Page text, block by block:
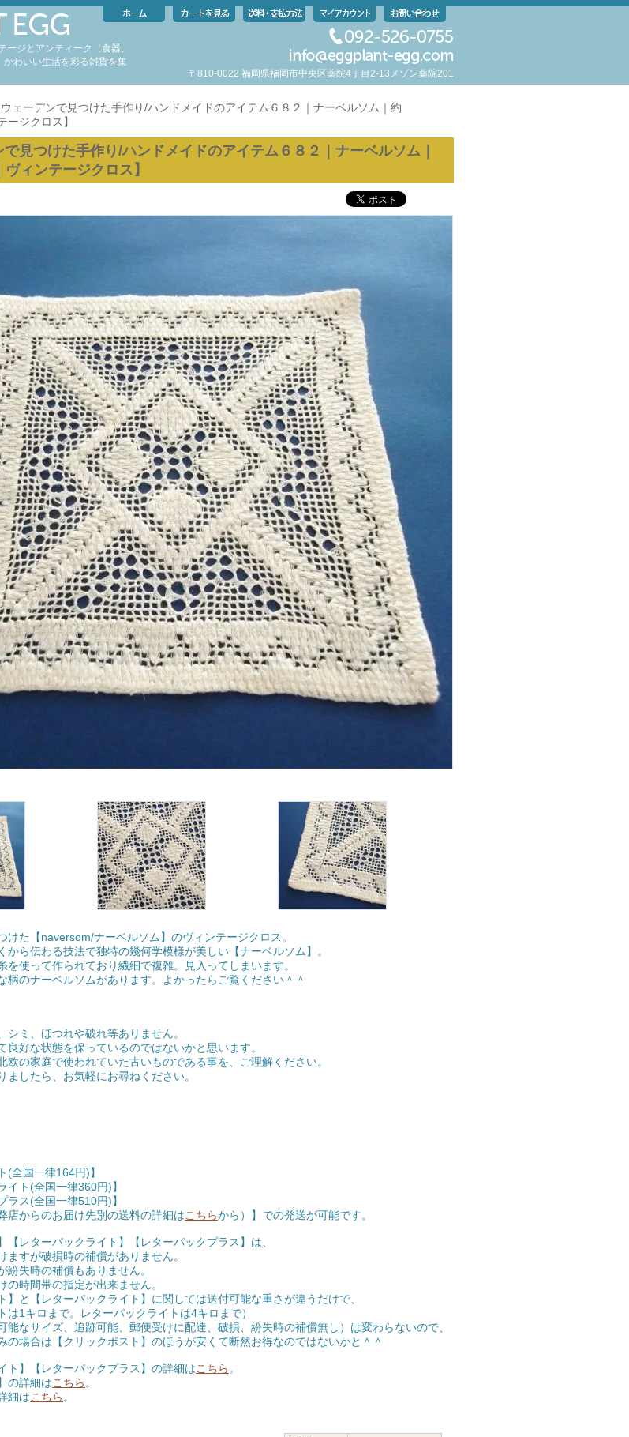
ジとアンティーク（食器、
わいい生活を彩る雑貨を集
〒810-0022 福岡県福岡市中央区薬院4丁目2-13メゾン薬院201
ェーデンで見つけた手作り/ハンドメイドのアイテム６８２｜ナーベルソム｜約
ージクロス】
で見つけた手作り/ハンドメイドのアイテム６８２｜ナーベルソム｜
ィンテージクロス】
けた【naversom/ナーベルソム】のヴィンテージクロス。
から伝わる技法で独特の幾何学模様が美しい【ナーベルソム】。
を使って作られており繊細で複雑。見入ってしまいます。
柄のナーベルソムがあります。よかったらご覧ください＾＾
シミ、ほつれや破れ等ありません。
良好な状態を保っているのではないかと思います。
欧の家庭で使われていた古いものである事を、ご理解ください。
ましたら、お気軽にお尋ねください。
全国一律164円)】
ト(全国一律360円)】
ス(全国一律510円)】
店からのお届け先別の送料の詳細はこちらから）】での発送が可能です。
【レターパックライト】【レターパックプラス】は、
すが破損時の補償がありません。
失時の補償もありません。
時間帯の指定が出来ません。
と【レターパックライト】に関しては送付可能な重さが違うだけで、
1キロまで。レターパックライトは4キロまで）
なサイズ、追跡可能、郵便受けに配達、破損、紛失時の補償無し）は変わらないので、
場合は【クリックポスト】のほうが安くて断然お得なのではないかと＾＾
ト】【レターパックプラス】の詳細はこちら 。
の詳細はこちら 。
細はこちら 。